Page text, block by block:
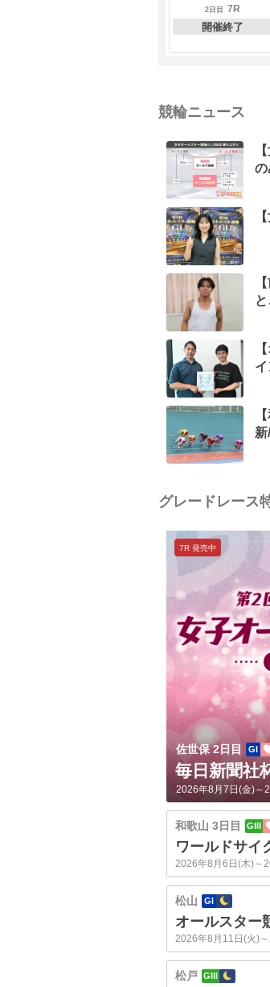
2日目 7R
開催終了
競輪ニュース
の
グレードレース
7R 発売中
佐世保 2日目 GI
毎日新聞社
2026年8月7日(金)～
和歌山 3日目 GIII
ワールドサイ
2026年8月6日(木)～
松山 GI
オールスター
2026年8月11日(火)
松戸 GIII